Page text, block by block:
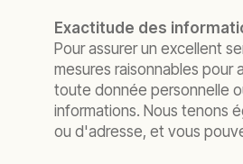
Exactitude des
Pour assurer un excellent
mesures raisonnables pour
toute donnée personnelle
informations. Nous tenons
ou d'adresse, et vous